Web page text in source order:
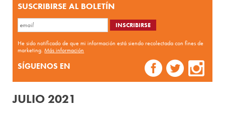
SUSCRIBIRSE AL BOLETÍN
He sido notificado de que mi información está siendo recolectada con fines de
marketing.Más información
SÍGUENOS EN
JULIO 2021